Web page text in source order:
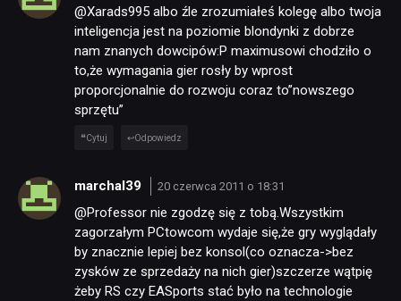
@Xarads995 albo źle zrozumiałeś kolegę albo twoja
inteligencja jest na poziomie blondynki z dobrze
nam znanych dowcipów:P maximusowi chodziło o
to,że wymagania gier rosły by wprost
proporcjonalnie do rozwoju coraz to”nowszego
sprzętu”
Cytuj Odpowiedz
marchal39 20 czerwca 2011 o 18:31
@Professor nie zgodzę się z tobą.Wszystkim
zagorzałym PCtowcom wydaje się,że gry wyglądały
by znacznie lepiej bez konsol(co oznacza->bez
zysków ze sprzedaży na nich gier)szczerze wątpię
żeby RS czy EASports stać było na technologie